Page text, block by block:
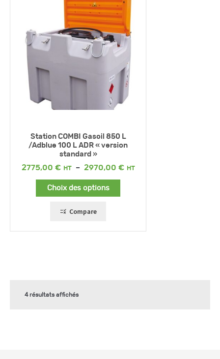
Station COMBI Gasoil 850 L
/Adblue 100 L ADR « version
standard »
2775,00 € – 2970,00 €
Plage
Choix des options
Compare
4 résultats affichés